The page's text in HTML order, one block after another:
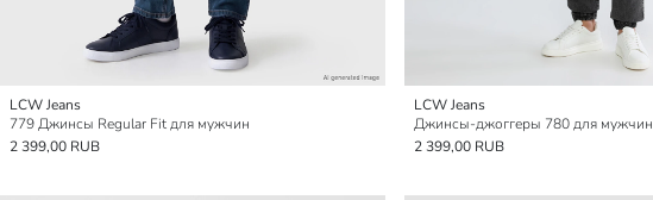
LCW Jeans
779 Джинсы Regular Fit для мужчин
2 399,00 RUB
LCW Jeans
Джинсы-джоггеры 780 для мужчин
2 399,00 RUB